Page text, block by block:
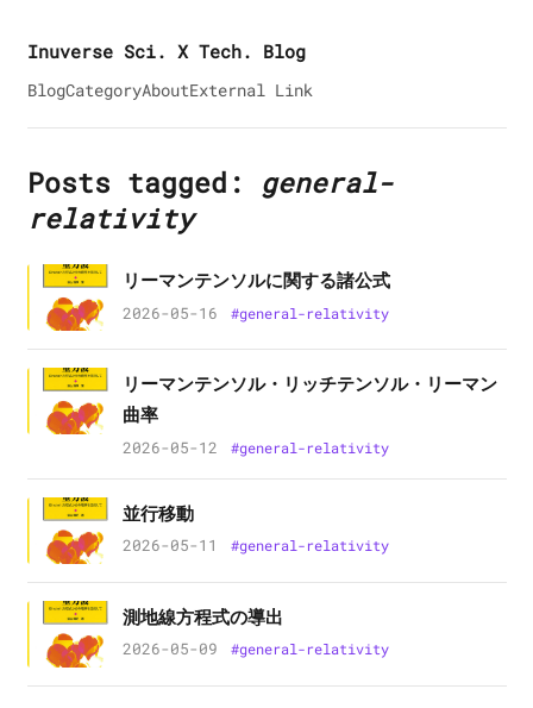
Inuverse Sci. X Tech. Blog
BlogCategoryAboutExternal Link
Posts tagged: general-
relativity
リーマンテンソルに関する諸公式
2026-05-16 #general-relativity
リーマンテンソル・リッチテンソル・リーマン
曲率
2026-05-12 #general-relativity
並行移動
2026-05-11 #general-relativity
測地線方程式の導出
2026-05-09 #general-relativity